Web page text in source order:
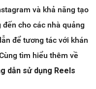
và khả năng tạo
cho các nhà quảng
để tương tác với khán
tìm hiểu thêm về
dẫn sử dụng Reels